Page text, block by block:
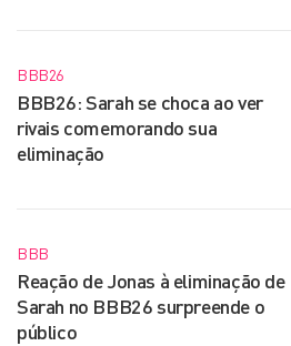
BBB26
BBB26: Sarah se choca ao ver
rivais comemorando sua
eliminação
BBB
Reação de Jonas à eliminação de
Sarah no BBB26 surpreende o
público